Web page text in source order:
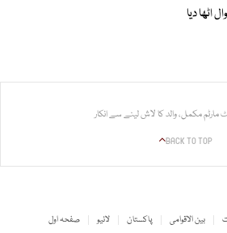
اٹھا دیا
مکمل، والد کا لاش لینے سے انکار
BACK TO TOP
صفحہ اول لائیو پاکستان بین الاقوامی